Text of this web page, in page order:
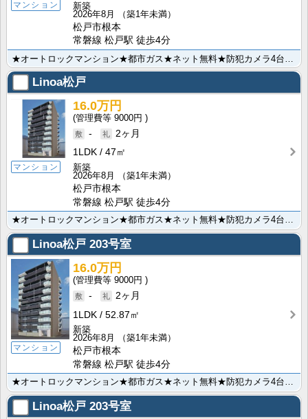
マンション
新築
2026年8月
（築1年未満）
松戸市根本
常磐線 松戸駅 徒歩4分
Linoa松戸
マンション
16.0万円
9000円
-
2ヶ月
1LDK
47㎡
新築
2026年8月
（築1年未満）
松戸市根本
常磐線 松戸駅 徒歩4分
★オートロックマンション★都市ガス★ネット無料★防犯カメラ4台設置★宅配BOX完備★3口ガスシステム･･･
Linoa松戸 203号室
マンション
16.0万円
9000円
-
2ヶ月
1LDK
52.87㎡
新築
2026年8月
（築1年未満）
松戸市根本
常磐線 松戸駅 徒歩4分
★オートロックマンション★都市ガス★ネット無料★防犯カメラ4台設置★宅配BOX完備★3口ガスシステム･･･
Linoa松戸 203号室